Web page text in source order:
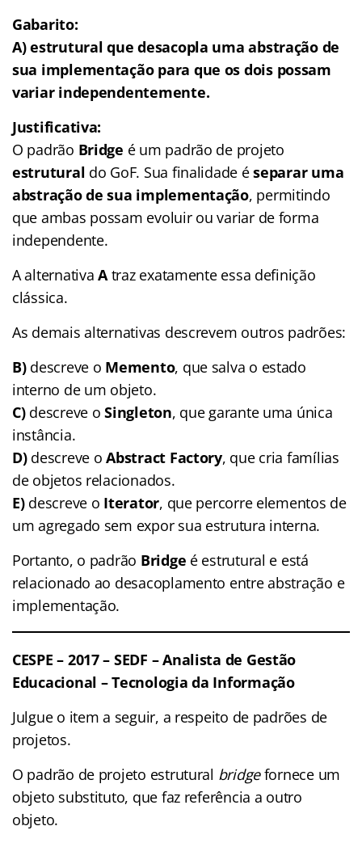
Gabarito:
A) estrutural que desacopla uma abstração de
sua implementação para que os dois possam
variar independentemente.
Justificativa:
O padrão Bridge é um padrão de projeto
estrutural do GoF. Sua finalidade éseparar uma
abstração de sua implementação, permitindo
que ambas possam evoluir ou variar de forma
independente.
A alternativaAtraz exatamente essa definição
clássica.
As demais alternativas descrevem outros padrões:
B)descreve o Memento, que salva o estado
interno de um objeto.
C)descreve oSingleton, que garante uma única
instância.
D)descreve oAbstract Factory, que cria famílias
de objetos relacionados.
E)descreve o Iterator, que percorre elementos de
um agregado sem expor sua estrutura interna.
Portanto, o padrão Bridge é estrutural e está
relacionado ao desacoplamento entre abstração e
implementação.
CESPE – 2017 – SEDF – Analista de Gestão
Educacional – Tecnologia da Informação
Julgue o item a seguir, a respeito de padrões de
projetos.
O padrão de projeto estrutural bridgefornece um
objeto substituto, que faz referência a outro
objeto.